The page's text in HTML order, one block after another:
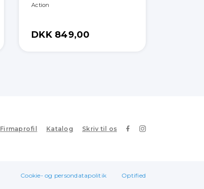
Action
DKK 849,00
Firmaprofil Katalog Skriv til os
Cookie- og persondatapolitik Optified